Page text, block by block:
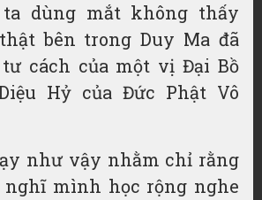
ta dùng mắt không thấy
bên trong Duy Ma đã
cách của một vị Đại Bồ
Hỷ của Đức Phật Vô
như vậy nhằm chỉ rằng
nghĩ mình học rộng nghe